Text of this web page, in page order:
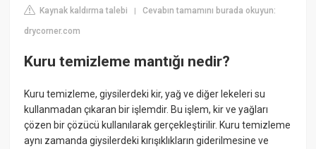
Kaynak kaldırma talebi |Cevabın tamamını burada okuyun:
drycorner.com
Kuru temizleme mantığı nedir?
Kuru temizleme, giysilerdeki kir, yağ ve diğer lekeleri su
kullanmadan çıkaran bir işlemdir. Bu işlem, kir ve yağları
çözen bir çözücü kullanılarak gerçekleştirilir. Kuru temizleme
aynı zamanda giysilerdeki kırışıklıkların giderilmesine ve